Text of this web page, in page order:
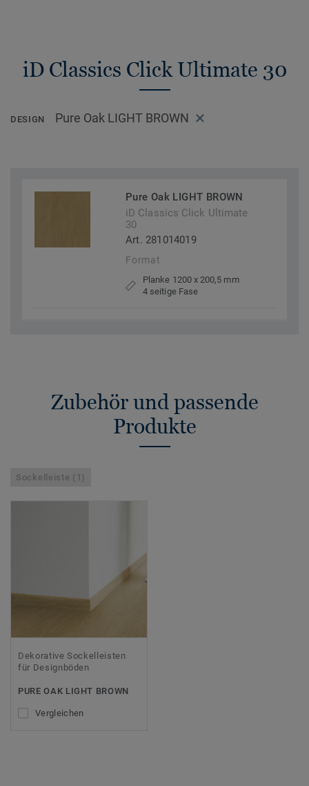
iD Classics Click Ultimate 30
DESIGN Pure Oak LIGHT BROWN
Pure Oak LIGHT BROWN
iD Classics Click Ultimate
30
Art. 281014019
Format
Planke 1200 x 200,5 mm
4 seitige Fase
Zubehör und passende
Produkte
Sockelleiste (1)
Dekorative Sockelleisten
für Designböden
PURE OAK LIGHT BROWN
Vergleichen